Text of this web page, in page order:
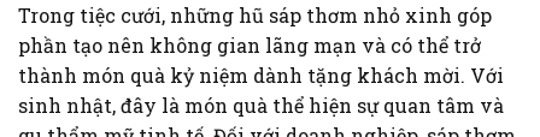
Trong tiệc cưới, những hũ sáp thơm nhỏ xinh góp
phần tạo nên không gian lãng mạn và có thể trở
thành món quà kỷ niệm dành tặng khách mời. Với
sinh nhật, đây là món quà thể hiện sự quan tâm và